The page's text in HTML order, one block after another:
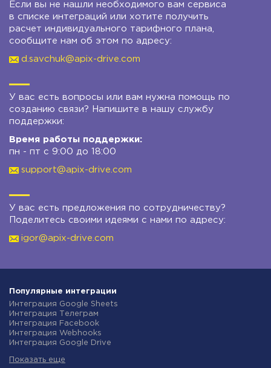
Если вы не нашли необходимого вам сервиса
в списке интеграций или хотите получить
расчет индивидуального тарифного плана,
сообщите нам об этом по адресу:
d.savchuk@apix-drive.com
У вас есть вопросы или вам нужна помощь по
созданию связи? Напишите в нашу службу
поддержки:
Время работы поддержки:
пн - пт с 9:00 до 18:00
support@apix-drive.com
У вас есть предложения по сотрудничеству?
Поделитесь своими идеями с нами по адресу:
igor@apix-drive.com
Популярные интеграции
Интеграция Google Sheets
Интеграция Телеграм
Интеграция Facebook
Интеграция Webhooks
Интеграция Google Drive
Интеграция Gmail
Показать еще